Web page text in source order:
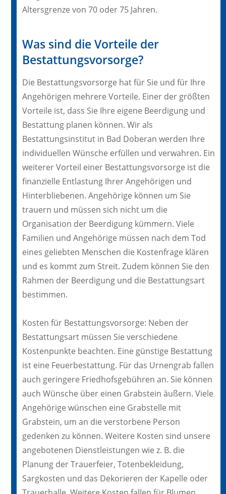
Altersgrenze von 70 oder 75 Jahren.
Was sind die Vorteile der
Bestattungsvorsorge?
Die Bestattungsvorsorge hat für Sie und für Ihre
Angehörigen mehrere Vorteile. Einer der größten
Vorteile ist, dass Sie Ihre eigene Beerdigung und
Bestattung planen können. Wir als
Bestattungsinstitut in Bad Doberan werden Ihre
individuellen Wünsche erfüllen und verwahren. Ein
weiterer Vorteil einer Bestattungsvorsorge ist die
finanzielle Entlastung Ihrer Angehörigen und
Hinterbliebenen. Angehörige können um Sie
trauern und müssen sich nicht um die
Organisation der Beerdigung kümmern. Viele
Familien und Angehörige müssen nach dem Tod
eines geliebten Menschen die Kostenfrage klären
und es kommt zum Streit. Zudem können Sie den
Rahmen der Beerdigung und die Bestattungsart
bestimmen.
Kosten für Bestattungsvorsorge: Neben der
Bestattungsart müssen Sie verschiedene
Kostenpunkte beachten. Eine günstige Bestattung
ist eine Feuerbestattung. Für das Urnengrab fallen
auch geringere Friedhofsgebühren an. Sie können
auch Wünsche über einen Grabstein äußern. Viele
Angehörige wünschen eine Grabstelle mit
Grabstein, um an die verstorbene Person
gedenken zu können. Weitere Kosten sind unsere
angebotenen Dienstleistungen wie z. B. die
Planung der Trauerfeier, Totenbekleidung,
Sargkosten und das Dekorieren der Kapelle oder